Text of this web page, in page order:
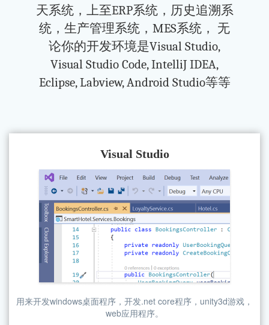
天系统，上至ERP系统，历史追溯系
统，生产管理系统，MES系统， 无
论你的开发环境是Visual Studio,
Visual Studio Code, IntelliJ IDEA,
Eclipse, Labview, Android Studio等等
Visual Studio
用来开发windows桌面程序，开发.net core程序，unity3d游戏，
web应用程序。